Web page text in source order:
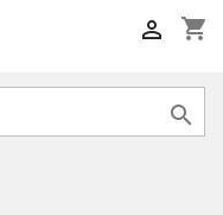
shopping_cart

